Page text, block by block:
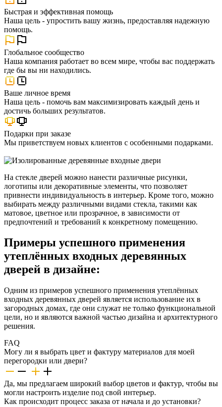
Быстрая и эффективная помощь
Наша цель - упростить вашу жизнь, предоставляя надежную
помощь.
Глобальное сообщество
Наша компания работает во всем мире, чтобы вас поддержать
где бы вы ни находились.
Ваше личное время
Наша цель - помочь вам максимизировать каждый день и
достичь больших результатов.
Подарки при заказе
Мы приветствуем новых клиентов с особенными подарками.
На стекле дверей можно нанести различные рисунки,
логотипы или декоративные элементы, что позволяет
привнести индивидуальность в интерьер. Кроме того, можно
выбирать между различными видами стекла, такими как
матовое, цветное или прозрачное, в зависимости от
предпочтений и требований к конкретному помещению.
Примеры успешного применения
утеплённых входных деревянных
дверей в дизайне:
Одним из примеров успешного применения утеплённых
входных деревянных дверей является использование их в
загородных домах, где они служат не только функциональной
цели, но и являются важной частью дизайна и архитектурного
решения.
FAQ
Могу ли я выбрать цвет и фактуру материалов для моей
перегородки или двери?
Да, мы предлагаем широкий выбор цветов и фактур, чтобы вы
могли настроить изделие под свой интерьер.
Как происходит процесс заказа от начала и до установки?